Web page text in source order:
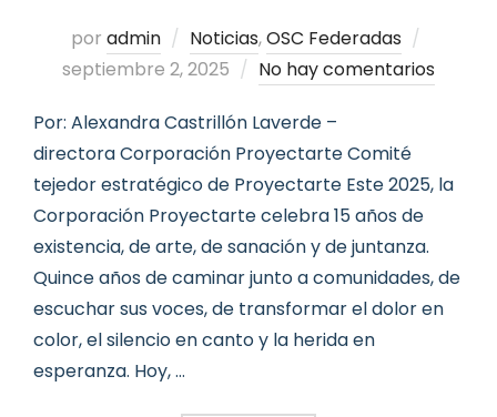
por admin Noticias,OSC Federadas
el
septiembre 2, 2025 No hay comentarios
Por: Alexandra Castrillón Laverde –
directora Corporación Proyectarte Comité
tejedor estratégico de Proyectarte Este 2025, la
Corporación Proyectarte celebra 15 años de
existencia, de arte, de sanación y de juntanza.
Quince años de caminar junto a comunidades, de
escuchar sus voces, de transformar el dolor en
color, el silencio en canto y la herida en
esperanza. Hoy, …